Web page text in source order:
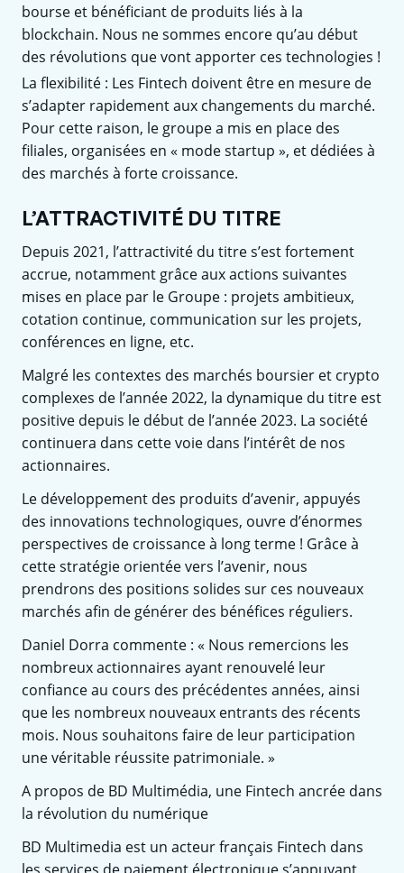
bourse et bénéficiant de produits liés à la
blockchain. Nous ne sommes encore qu’au début
des révolutions que vont apporter ces technologies !
La flexibilité : Les Fintech doivent être en mesure de
s’adapter rapidement aux changements du marché.
Pour cette raison, le groupe a mis en place des
filiales, organisées en « mode startup », et dédiées à
des marchés à forte croissance.
L’ATTRACTIVITÉ DU TITRE
Depuis 2021, l’attractivité du titre s’est fortement
accrue, notamment grâce aux actions suivantes
mises en place par le Groupe : projets ambitieux,
cotation continue, communication sur les projets,
conférences en ligne, etc.
Malgré les contextes des marchés boursier et crypto
complexes de l’année 2022, la dynamique du titre est
positive depuis le début de l’année 2023. La société
continuera dans cette voie dans l’intérêt de nos
actionnaires.
Le développement des produits d’avenir, appuyés
des innovations technologiques, ouvre d’énormes
perspectives de croissance à long terme ! Grâce à
cette stratégie orientée vers l’avenir, nous
prendrons des positions solides sur ces nouveaux
marchés afin de générer des bénéfices réguliers.
Daniel Dorra commente : « Nous remercions les
nombreux actionnaires ayant renouvelé leur
confiance au cours des précédentes années, ainsi
que les nombreux nouveaux entrants des récents
mois. Nous souhaitons faire de leur participation
une véritable réussite patrimoniale. »
A propos de BD Multimédia, une Fintech ancrée dans
la révolution du numérique
BD Multimedia est un acteur français Fintech dans
les services de paiement électronique s’appuyant